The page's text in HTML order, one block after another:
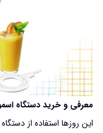
معرفی و خرید دستگاه
این روزها استفاده از